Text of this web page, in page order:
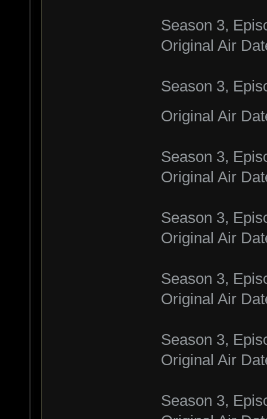
Season 3,
Original Air
Season 3,
Original Air
Season 3,
Original Air
Season 3,
Original Air
Season 3,
Original Air
Season 3,
Original Air
Season 3,